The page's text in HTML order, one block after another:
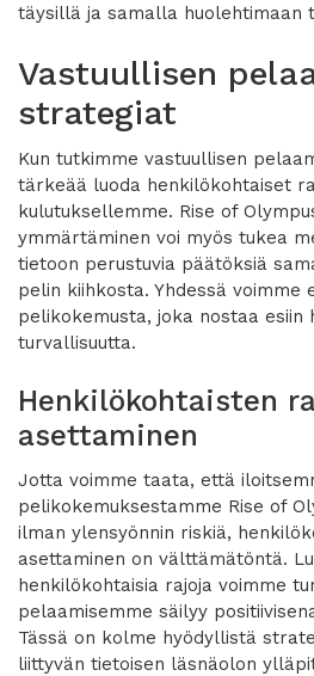
täysillä ja samalla huolehtimaan
Vastuullisen
strategiat
Kun tutkimme vastuullisen
tärkeää luoda henkilökohtaiset
kulutuksellemme. Rise of
ymmärtäminen voi myös tukea
tietoon perustuvia päätöksiä
pelin kiihkosta. Yhdessä voimme
pelikokemusta, joka nostaa esiin
turvallisuutta.
Henkilökohtaisten
asettaminen
Jotta voimme taata, että
pelikokemuksestamme Rise of
ilman ylensyönnin riskiä,
asettaminen on välttämätöntä.
henkilökohtaisia rajoja voimme
pelaamisemme säilyy
Tässä on kolme hyödyllistä
liittyvän tietoisen läsnäolon